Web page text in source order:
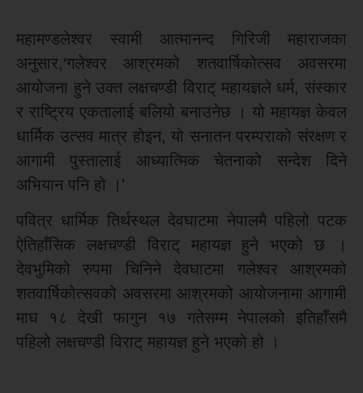
महामण्डलेश्वर स्वामी आत्मानन्द गिरिजी महाराजका
अनुसार,‘गलेश्वर आश्रमको शतवार्षिकोत्सव अवसरमा
आयोजना हुने उक्त लक्षचण्डी विराट् महायज्ञले धर्म, संस्कार
र राष्ट्रिय एकतालाई बलियो बनाउनेछ । यो महायज्ञ केवल
धार्मिक उत्सव मात्र होइन, यो सनातन परम्पराको संरक्षण र
आगामी पुस्तालाई आध्यात्मिक चेतनाको सन्देश दिने
अभियान पनि हो ।’
पवित्र धार्मिक तिर्थस्थल देवघाटमा नेपालमै पहिलो पटक
ऐतिहाँसिक लक्षचण्डी विराट् महायज्ञ हुने भएको छ ।
देवभुमिको रुपमा चिनिने देवघाटमा गलेश्वर आश्रमको
शतवार्षिकोत्सवको अवसरमा आश्रमको आयोजनामा आगामी
माघ १८ देखी फागुन १७ गतेसम्म नेपालको इतिहाँसमै
पहिलो लक्षचण्डी विराट् महायज्ञ हुने भएको हो ।